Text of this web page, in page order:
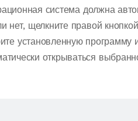
система должна
нет, щелкните правой
установленную программу
открываться